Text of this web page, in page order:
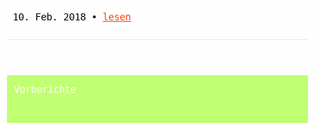
10. Feb. 2018 • lesen
Vorberichte